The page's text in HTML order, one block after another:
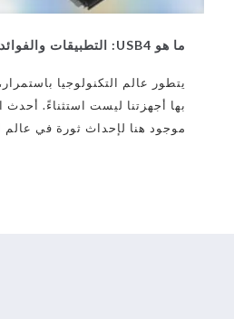
ما هو USB4: التطبيقات والفوائد في عام 2024
يتطور عالم التكنولوجيا
موجود هنا لإحداث ثورة في عالم